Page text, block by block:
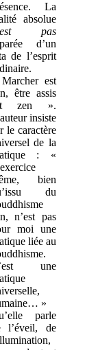
La
absolue
est
pas
d’un
de l’esprit
est
être assis
zen ».
insiste
le caractère
de la
: «
bien
du
n’est pas
moi une
liée au
une
»
parle
l’éveil, de